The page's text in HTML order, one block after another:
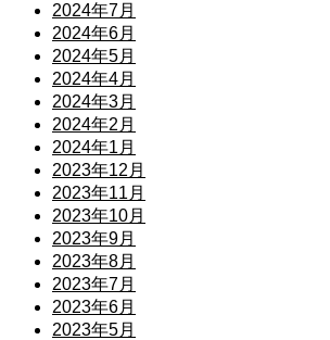
2024年7月
2024年6月
2024年5月
2024年4月
2024年3月
2024年2月
2024年1月
2023年12月
2023年11月
2023年10月
2023年9月
2023年8月
2023年7月
2023年6月
2023年5月